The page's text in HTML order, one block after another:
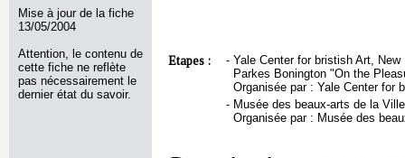
Mise à jour de la fiche
13/05/2004
Attention, le contenu de
cette fiche ne reflète
pas nécessairement le
dernier état du savoir.
Etapes : - Yale Center for bristish Art,
Parkes Bonington "On the
Organisée par : Yale Center for
- Musée des beaux-arts de la
Organisée par : Musée des